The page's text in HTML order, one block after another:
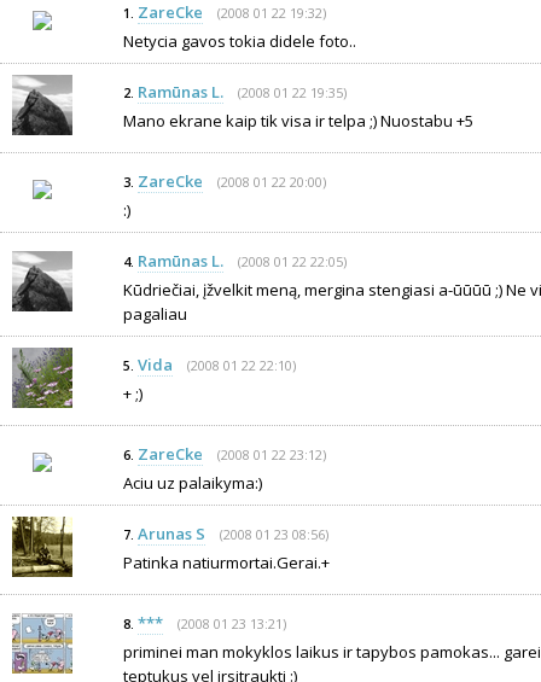
1. ZareCke (2008 01 22 19:32)
Netycia gavos tokia didele foto..
2. Ramūnas L. (2008 01 22 19:35)
Mano ekrane kaip tik visa ir telpa ;) Nuostabu +5
3. ZareCke (2008 01 22 20:00)
:)
4. Ramūnas L. (2008 01 22 22:05)
Kūdriečiai, įžvelkit meną, mergina stengiasi a-ūūūū ;) Ne
pagaliau
5. Vida (2008 01 22 22:10)
+ ;)
6. ZareCke (2008 01 22 23:12)
Aciu uz palaikyma:)
7. Arunas S (2008 01 23 08:56)
Patinka natiurmortai.Gerai.+
8. *** (2008 01 23 13:21)
priminei man mokyklos laikus ir tapybos pamokas...
teptukus vel irsitraukti :)